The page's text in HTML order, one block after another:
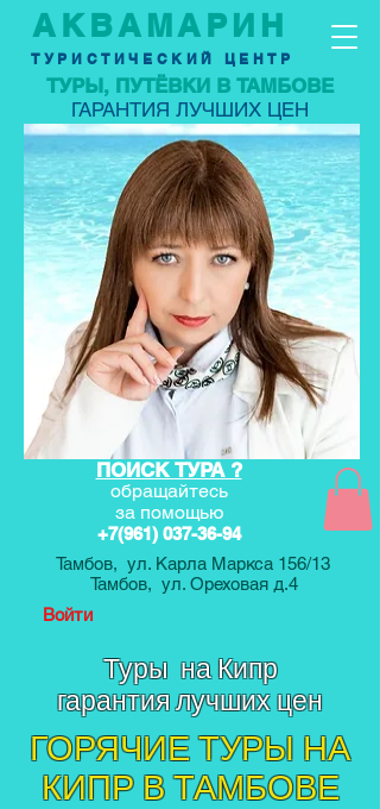
АКВАМАРИН
ТУРИСТИЧЕСКИЙ ЦЕНТР
ТУРЫ, ПУТЁВКИ В ТАМБОВЕ
ГАРАНТИЯ ЛУЧШИХ ЦЕН
ПОИСК ТУРА ?
обращайтесь
за помощью
+7(961) 037-36-94
Тамбов, ул. Карла Маркса 156/13
Тамбов, ул. Ореховая д.4
Войти
Туры на Кипр
гарантия лучших цен
ГОРЯЧИЕ ТУРЫ НА
КИПР В ТАМБОВЕ